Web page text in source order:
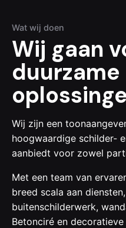
Wat wij doen
Wij gaan
duurzame
Wij zijn een
hoogwaardige schilder-
aanbiedt voor zowel
Met een team van
breed scala aan
buitenschilderwerk,
Betonciré en